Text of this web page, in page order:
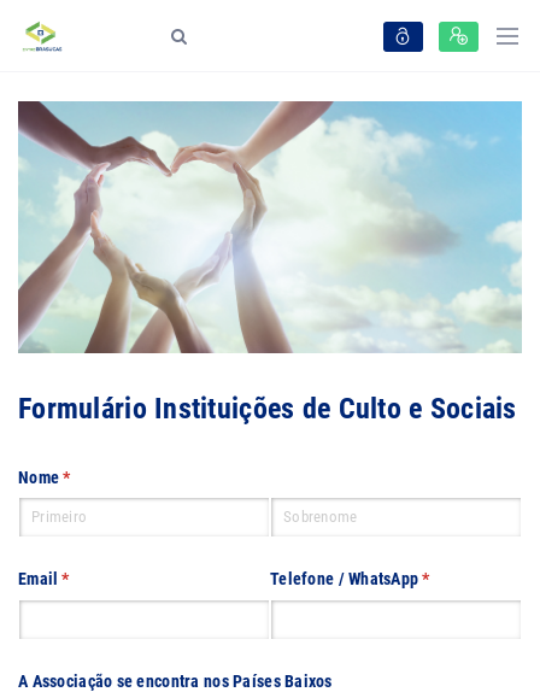
Formulário Instituições de Culto e Sociais
Nome*
(obrigatório)
Email *
(obrigatório) Telefone /​ WhatsApp*
(obrigatório)
A Associação se encontra nos Países Baixos